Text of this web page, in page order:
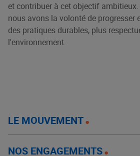
et contribuer à cet objectif ambitieux.
nous avons la volonté de
des pratiques durables, plus
l'environnement.
LE MOUVEMENT
NOS ENGAGEMENTS